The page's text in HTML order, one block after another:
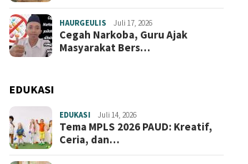
HAURGEULIS Juli 17, 2026
Cegah Narkoba, Guru Ajak
Masyarakat Bers…
EDUKASI
EDUKASI Juli 14, 2026
Tema MPLS 2026 PAUD: Kreatif,
Ceria, dan…